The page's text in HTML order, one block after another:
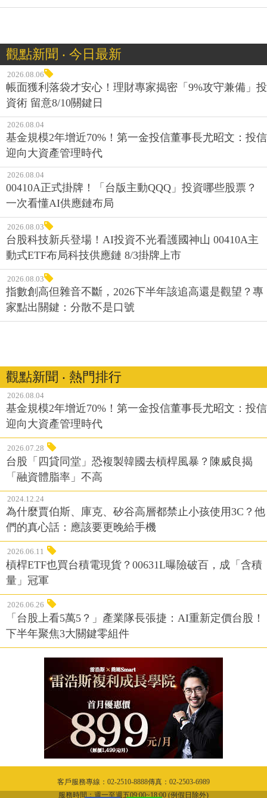
觀點新聞 ‧ 今日最新
2026.08.06
帳面獲利落袋才安心！理財專家揭密「9%攻守兼備」投
資術 留意8/10關鍵日
2026.08.04
基金規模2年增近70%！第一金投信董事長尤昭文：投信
迎向大資產管理時代
2026.08.04
00410A正式掛牌！「台版主動QQQ」投資哪些股票？
一次看懂AI供應鏈布局
2026.08.03
台股科技新兵登場！AI投資不光看護國神山 00410A主
動式ETF布局科技供應鏈 8/3掛牌上市
2026.08.03
指數創高但雜音不斷，2026下半年該追高還是觀望？專
家點出關鍵：分散不是口號
觀點新聞 ‧ 熱門排行
2026.08.04
基金規模2年增近70%！第一金投信董事長尤昭文：投信
迎向大資產管理時代
2026.07.28
台股「四貸同堂」恐複製韓國去槓桿風暴？陳威良揭
「融資體脂率」不高
2024.12.24
為什麼賈伯斯、庫克、矽谷高層都禁止小孩使用3C？他
們的真心話：應該要更晚給手機
2026.06.11
槓桿ETF也買台積電現貨？00631L曝險破百，成「含積
量」冠軍
2026.06.26
「台股上看5萬5？」產業隊長張捷：AI重新定價台股！
下半年聚焦3大關鍵零組件
客戶服務專線：02-2510-8888傳真：02-2503-6989
服務時間：週一至週五09:00~18:00 (例假日除外)